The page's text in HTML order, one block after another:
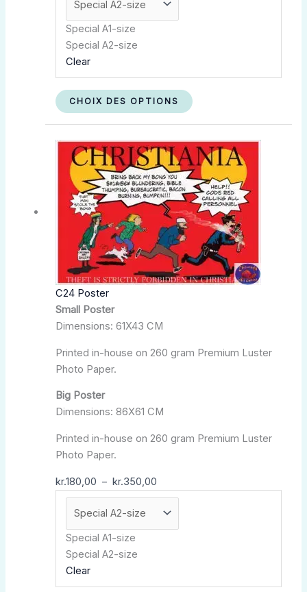
Special A1-size
Special A2-size
Clear
CHOIX DES OPTIONS
C24 Poster
Small Poster
Dimensions: 61X43 CM
Printed in-house on 260 gram Premium Luster
Photo Paper.
Big Poster
Dimensions: 86X61 CM
Printed in-house on 260 gram Premium Luster
Photo Paper.
kr.180,00 – kr.350,00
de
prix :
kr.180,00
à
kr.350,00
Special A1-size
Special A2-size
Clear
produit
a
plusieurs
variations.
Les
options
peuvent
être
choisies
du